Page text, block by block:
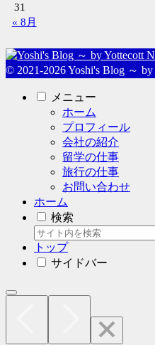
31
« 8月
© 2021-2026 Yoshi's Blog ～
メニュー
ホーム
プロフィール
会社の紹介
留学の仕事
旅行の仕事
お問い合わせ
ホーム
検索
トップ
サイドバー